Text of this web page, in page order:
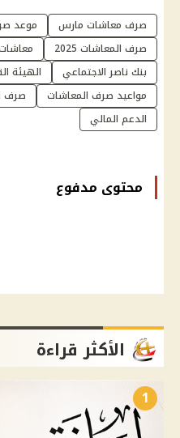
صرف معاشات مارس
موعد
صرف المعاشات 2025
معاشات
بنك ناصر الاجتماعي
الهيئة
مواعيد صرف المعاشات
صرف
الدعم المالي
محتوى مدفوع
الأكثر قراءة
1